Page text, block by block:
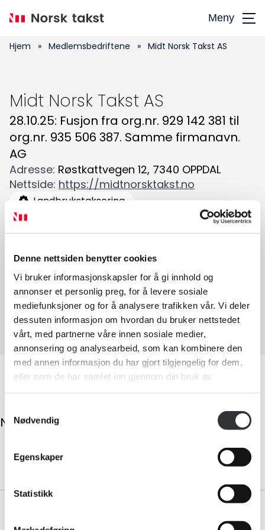
Denne nettsiden benytter cookies
Vi bruker informasjonskapsler for å gi innhold og
annonser et personlig preg, for å levere sosiale
mediefunksjoner og for å analysere trafikken vår. Vi deler
dessuten informasjon om hvordan du bruker nettstedet
vårt, med partnerne våre innen sosiale medier,
annonsering og analysearbeid, som kan kombinere den
med annen informasjon du har gjort tilgjengelig for dem,
eller som de har samlet inn gjennom din bruk av
Nødvendig
Egenskaper
Statistikk
hovedinnhold
Meny
Søk
etter:
Medlemskap
Kurs og konferanser
Kompetanse
Hjem » Medlemsbedriftene » Midt Norsk Takst AS
Midt Norsk Takst AS
28.10.25: Fusjon fra org.nr. 929 142 381 til
org.nr. 935 506 387. Samme firmanavn.
AG
Adresse: Røstkattvegen 12, 7340 OPPDAL
Nettside: https://midtnorsktakst.no
Landbrukstaksering
Taksering av næringseiendom
Tilstandsanalyse av boligeiendom
Verditaksering av bolig
Facebook
LinkedIn
Instagram
No results.